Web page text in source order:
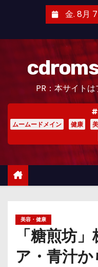
金. 8月
PR：本サイト
ムームードメイン 健康
美容・健康
「糖煎坊
ア・青汁